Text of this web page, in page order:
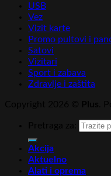
USB
Vez
Vizit karte
Promo pultovi i
Satovi
Vizitari
Sport i zabava
Zdravlje i zaštita
Akcija
Aktuelno
Alati i oprema